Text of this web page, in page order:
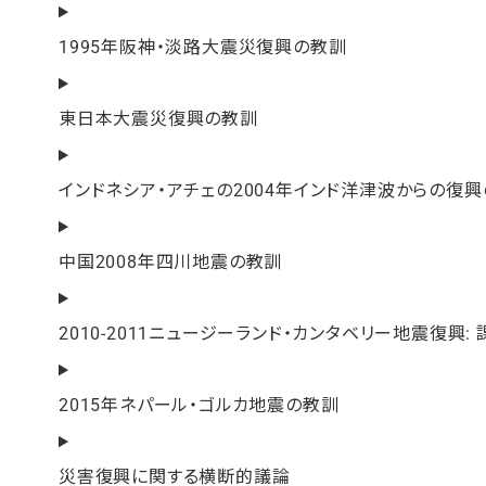
1995年阪神・淡路大震災復興の教訓
東日本大震災復興の教訓
インドネシア・アチェの2004年インド洋津波からの復興
中国2008年四川地震の教訓
2010-2011ニュージーランド・カンタベリー地震復興:
2015年ネパール・ゴルカ地震の教訓
災害復興に関する横断的議論